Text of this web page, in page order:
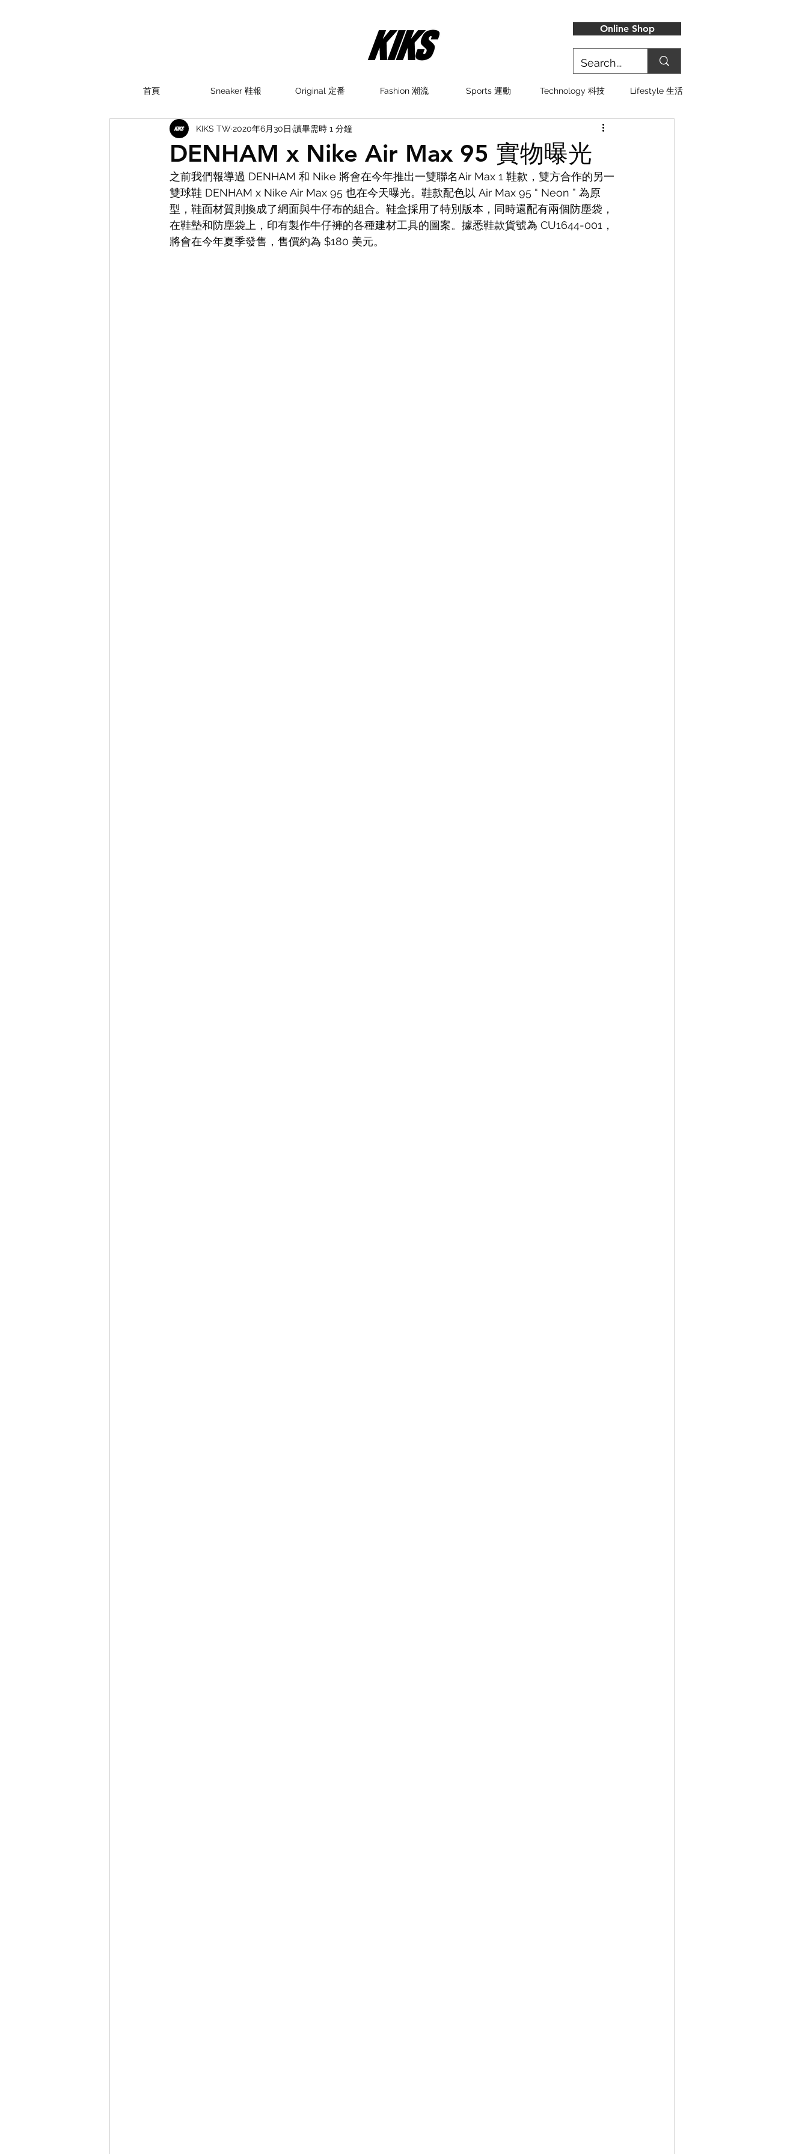
Online Shop
首頁 Sneaker 鞋報 Original 定番 Fashion 潮流 Sports 運動 Technology 科技 Lifestyle 生活
DENHAM x Nike Air Max 95 實物曝光
KIKS TW2020年6月30日 讀畢需時 1 分鐘
之前我們報導過 DENHAM 和 Nike 將會在今年推出一雙聯名Air Max 1 鞋款，雙方合作的另一
雙球鞋 DENHAM x Nike Air Max 95 也在今天曝光。鞋款配色以 Air Max 95 “ Neon ” 為原
型，鞋面材質則換成了網面與牛仔布的組合。鞋盒採用了特別版本，同時還配有兩個防塵袋，
在鞋墊和防塵袋上，印有製作牛仔褲的各種建材工具的圖案。據悉鞋款貨號為 CU1644-001，
將會在今年夏季發售，售價約為 $180 美元。